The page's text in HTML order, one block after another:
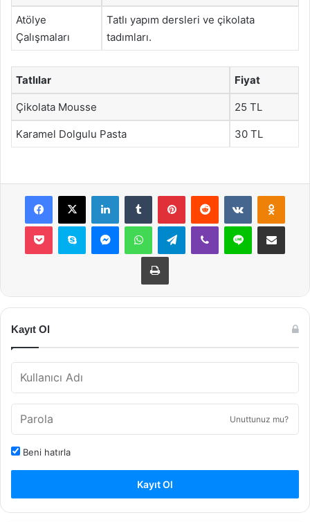
Atölye
Çalışmaları
Tatlı yapım dersleri ve çikolata
tadımları.
Tatlılar Fiyat
Çikolata Mousse 25 TL
Karamel Dolgulu Pasta 30 TL
Facebook
X LinkedInTumblr PinterestReddit VKontakte
Pocket Skype MessengerWhatsAppTelegramViber Line E-Posta ile
Yazdır
Kayıt Ol
Unuttunuz mu?
Beni hatırla
Kayıt Ol